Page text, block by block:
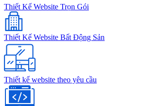
Thiết Kế Website Trọn Gói
Thiết Kế Website Bất Động Sản
Thiết kế website theo yêu cầu